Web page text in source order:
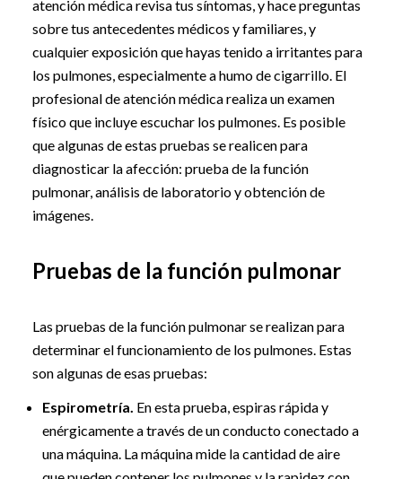
atención médica revisa tus síntomas, y hace preguntas
sobre tus antecedentes médicos y familiares, y
cualquier exposición que hayas tenido a irritantes para
los pulmones, especialmente a humo de cigarrillo. El
profesional de atención médica realiza un examen
físico que incluye escuchar los pulmones. Es posible
que algunas de estas pruebas se realicen para
diagnosticar la afección: prueba de la función
pulmonar, análisis de laboratorio y obtención de
imágenes.
Pruebas de la función pulmonar
Las pruebas de la función pulmonar se realizan para
determinar el funcionamiento de los pulmones. Estas
son algunas de esas pruebas:
Espirometría. En esta prueba, espiras rápida y
enérgicamente a través de un conducto conectado a
una máquina. La máquina mide la cantidad de aire